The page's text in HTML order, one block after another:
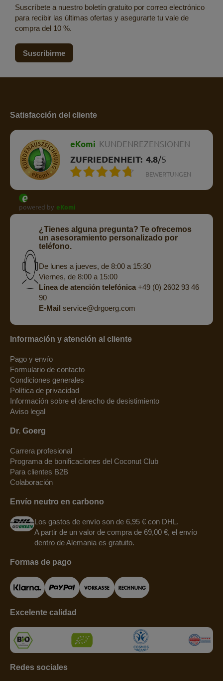
Suscríbete a nuestro boletín gratuito por correo electrónico
para recibir las últimas ofertas y asegurarte tu vale de
compra del 10 %.
Suscribirme
Satisfacción del cliente
eKomi KUNDENREZENSIONEN
ZUFRIEDENHEIT: 4.8/5
BEWERTUNGEN
powered by eKomi
¿Tienes alguna pregunta? Te ofrecemos
un asesoramiento personalizado por
teléfono.
De lunes a jueves, de 8:00 a 15:30
Viernes, de 8:00 a 15:00
Línea de atención telefónica+49 (0) 2602 93 46
90
E-Mail service@drgoerg.com
Información y atención al cliente
Pago y envío
Formulario de contacto
Condiciones generales
Política de privacidad
Información sobre el derecho de desistimiento
Aviso legal
Dr. Goerg
Carrera profesional
Programa de bonificaciones del Coconut Club
Para clientes B2B
Colaboración
Envío neutro en carbono
Los gastos de envío son de 6,95 € con DHL.
A partir de un valor de compra de 69,00 €, el envío
dentro de Alemania es gratuito.
Formas de pago
Excelente calidad
Redes sociales